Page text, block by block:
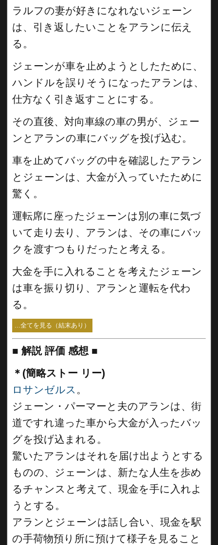
ラルフの妻が好きになれないジェーン
は、引き返したいことをアランに伝え
る。
ジェーンが車を止めようとしたために、
ハンドルを誤りそうになったアランは、
仕方なく引き返すことにする。
その直後、対向車線の車の男が、ジェー
ンとアランの車にバッグを投げ込む。
車を止めてバッグの中を確認したアラン
とジェーンは、大金が入っていたために
驚く。
運転席に座ったジェーンは別の車に気づ
いて走り去り、アランは、その車にバッ
クを渡すつもりだったと考える。
大金を手に入れることを考えたジェーン
は車を振り切り、アランと運転を代わ
る。
...全てを見る（結末あり）
■ 解説 評価 感想 ■
＊(簡略ストー リー)
ロサンゼルス 。
ジェーン・パーマーと夫のアランは、街
道ですれ違った車から大金が入ったバッ
グを投げ込まれる。
驚いたアランはそれを届け出ようとする
ものの、ジェーンは、新たな人生を歩め
るチャンスと考えて、現金を手に入れよ
うとする。
アランとジェーンは話し合い、現金を駅
の手荷物預り所に預けて様子を見ること